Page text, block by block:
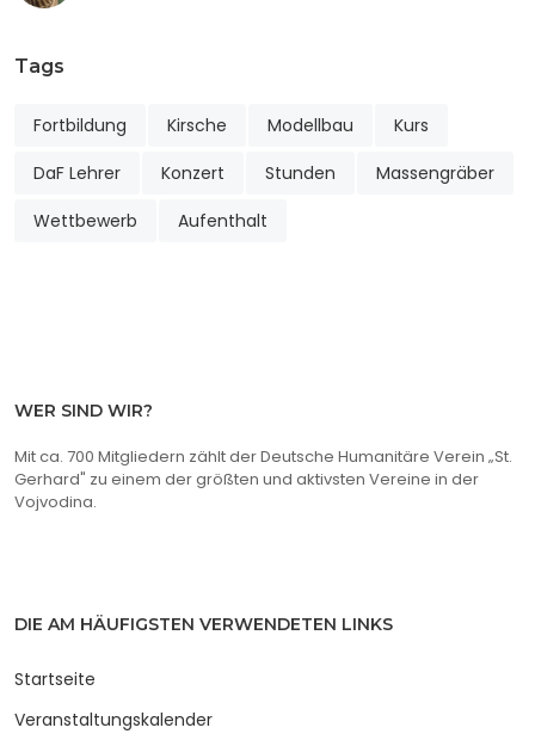
Tags
Fortbildung Kirsche Modellbau
Kurs
DaF Lehrer
Konzert Stunden
Massengräber
Wettbewerb
Aufenthalt
WER SIND WIR?
Mit ca. 700 Mitgliedern zählt der Deutsche Humanitäre Verein „St.
Gerhard" zu einem der größten und aktivsten Vereine in der
Vojvodina.
DIE AM HÄUFIGSTEN VERWENDETEN LINKS
Startseite
Veranstaltungskalender